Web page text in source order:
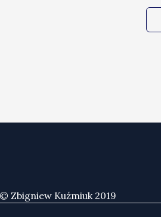
Zbigniew Kuźmiuk 2019